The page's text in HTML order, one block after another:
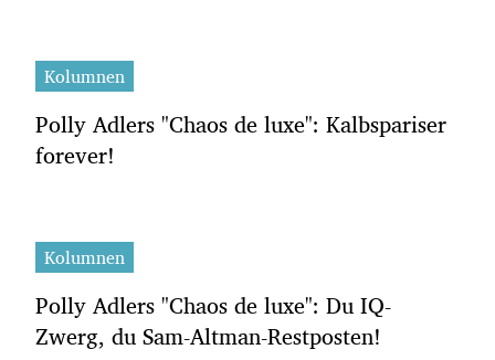
Kolumnen
Polly Adlers "Chaos de luxe": Kalbspariser
forever!
Kolumnen
Polly Adlers "Chaos de luxe": Du IQ-
Zwerg, du Sam-Altman-Restposten!